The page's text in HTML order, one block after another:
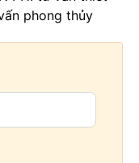
phong thủy